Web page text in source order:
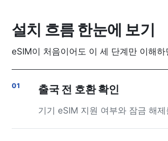
설치 흐름 한눈에 보기
eSIM이 처음이어도 이 세 단계만 이해
출국 전 호환 확인
기기 eSIM 지원 여부와 잠금 해